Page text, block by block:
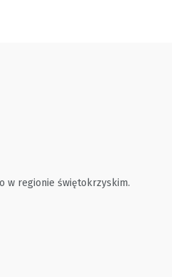
w regionie świętokrzyskim.